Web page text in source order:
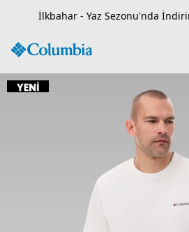
Seçili Ürünlerde Net %50